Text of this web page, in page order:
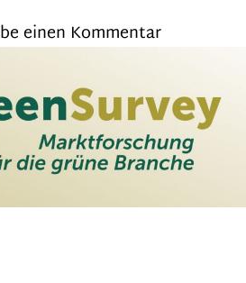
einen Kommentar